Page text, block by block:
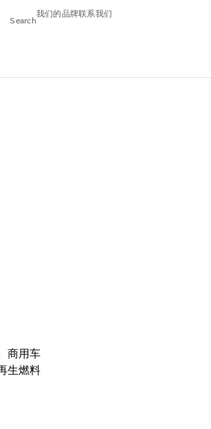
Search
我们的品牌联系我们
商用车
生燃料